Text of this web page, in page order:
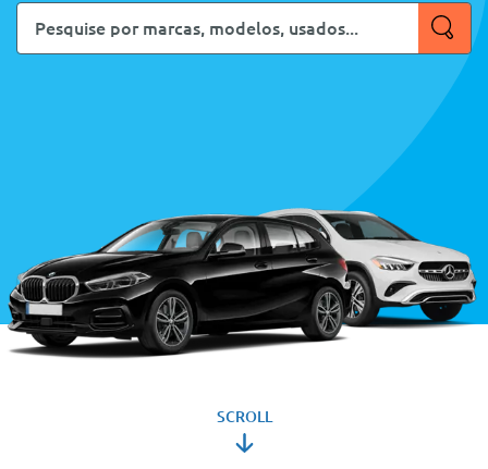
Pesquise
por
SCROLL